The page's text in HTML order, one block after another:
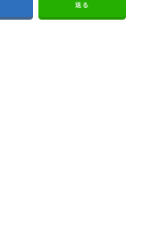
送る